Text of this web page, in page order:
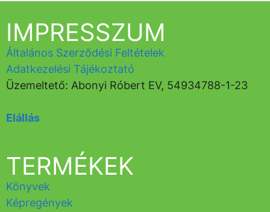
TERMÉKEK
Könyvek
Képregények
IMPRESSZUM
Általános Szerződési Feltételek
Adatkezelési Tájékoztató
Üzemeltető: Abonyi Róbert EV, 54934788-1-23
Elállás